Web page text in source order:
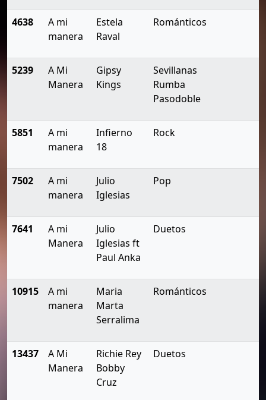
4638
A mi
manera
Estela
Raval
Románticos
5239
A Mi
Manera
Gipsy
Kings
Sevillanas
Rumba
Pasodoble
5851
A mi
manera
Infierno
18
Rock
7502
A mi
manera
Julio
Iglesias
Pop
7641
A mi
Manera
Julio
Iglesias ft
Paul Anka
Duetos
10915
A mi
manera
Maria
Marta
Serralima
Románticos
13437
A Mi
Manera
Richie Rey
Bobby
Cruz
Duetos